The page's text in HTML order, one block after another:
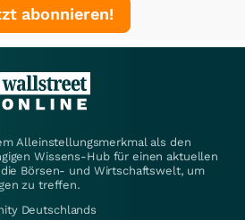
abonnieren!
Alleinstellungsmerkmal als den
Wissens-Hub für einen aktuellen
Börsen- und Wirtschaftswelt, um
zu treffen.
Deutschlands